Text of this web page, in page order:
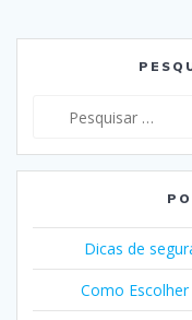
Dicas de
Como